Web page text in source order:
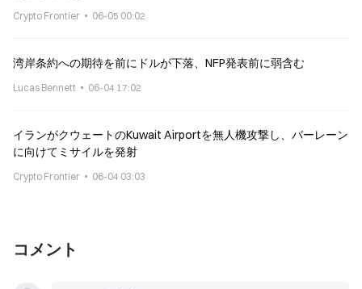
Crypto Frontier 06-05 00:02
湾岸条約への期待を前にドルが下落、NFP発表前に弱含む
Lucas Bennett 06-04 17:02
イランがクウェートのKuwait Airportを無人機攻撃し、バーレーン
に向けてミサイルを発射
Crypto Frontier 06-04 03:03
コメント